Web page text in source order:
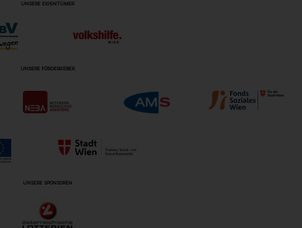
UNSERE EIGENTÜMER
UNSERE FÖRDERGEBER
UNSERE SPONSOREN